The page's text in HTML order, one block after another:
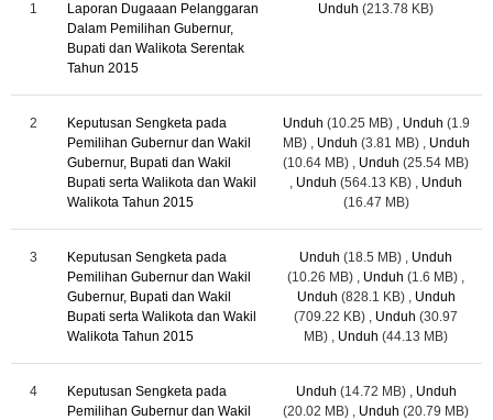
1
Laporan Dugaaan Pelanggaran
Dalam Pemilihan Gubernur,
Bupati dan Walikota Serentak
Tahun 2015
Unduh (213.78 KB)
2
Keputusan Sengketa pada
Pemilihan Gubernur dan Wakil
Gubernur, Bupati dan Wakil
Bupati serta Walikota dan Wakil
Walikota Tahun 2015
Unduh (10.25 MB) , Unduh (1.9
MB) , Unduh (3.81 MB) , Unduh
(10.64 MB) , Unduh (25.54 MB)
, Unduh (564.13 KB) , Unduh
(16.47 MB)
3
Keputusan Sengketa pada
Pemilihan Gubernur dan Wakil
Gubernur, Bupati dan Wakil
Bupati serta Walikota dan Wakil
Walikota Tahun 2015
Unduh (18.5 MB) , Unduh
(10.26 MB) , Unduh (1.6 MB) ,
Unduh (828.1 KB) , Unduh
(709.22 KB) , Unduh (30.97
MB) , Unduh (44.13 MB)
4
Keputusan Sengketa pada
Pemilihan Gubernur dan Wakil
Unduh (14.72 MB) , Unduh
(20.02 MB) , Unduh (20.79 MB)